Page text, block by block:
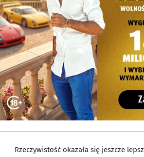
Rzeczywistość okazała się jeszcze